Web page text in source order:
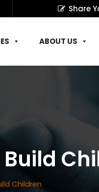
Share
ABOUT US
Children